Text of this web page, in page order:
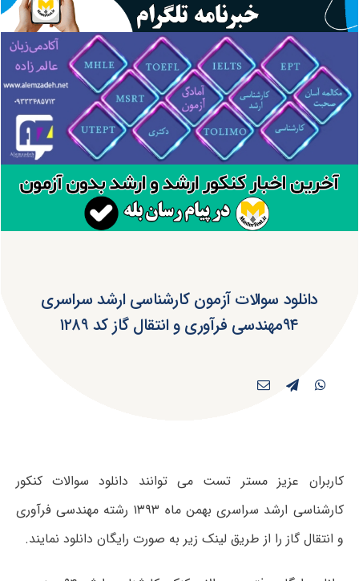
دانلود سوالات آزمون کارشناسی ارشد سراسری
۹۴مهندسی فرآوری و انتقال گاز کد ۱۲۸۹
کاربران عزیز مستر تست می توانند دانلود سوالات کنکور
کارشناسی ارشد سراسری بهمن ماه ۱۳۹۳ رشته مهندسی فرآوری
و انتقال گاز را از طریق لینک زیر به صورت رایگان دانلود نمایند.